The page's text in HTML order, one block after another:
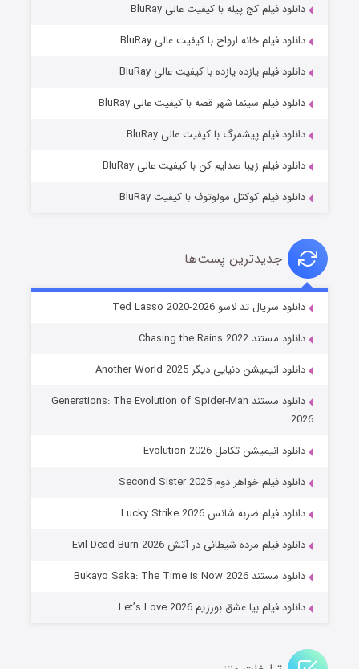
خاندان اژدها فصل ۳
جادوگری در مغولستان
دانلود فیلم کج‌ پیله با کیفیت عالی BluRay
دانلود فیلم خانه ارواح با کیفیت عالی BluRay
دانلود فیلم یازده یازده با کیفیت عالی BluRay
دانلود فیلم سینما شهر قصه با کیفیت عالی BluRay
دانلود فیلم پیشمرگ با کیفیت عالی BluRay
دانلود فیلم زیبا صدایم کن با کیفیت عالی BluRay
دانلود فیلم کوکتل مولوتوف با کیفیت BluRay
جدیدترین پست‌ها
دانلود سریال تد لاسو Ted Lasso 2020-2026
دانلود مستند Chasing the Rains 2022
دانلود انیمیشن دنیایی دیگر Another World 2025
دانلود مستند Generations: The Evolution of Spider-Man
2026
دانلود انیمیشن تکامل Evolution 2026
دانلود فیلم خواهر دوم Second Sister 2025
دانلود فیلم ضربه شانس Lucky Strike 2026
دانلود فیلم مرده شیطانی در آتش Evil Dead Burn 2026
دانلود مستند Bukayo Saka: The Time is Now 2026
دانلود فیلم بیا عشق بورزیم Let’s Love 2026